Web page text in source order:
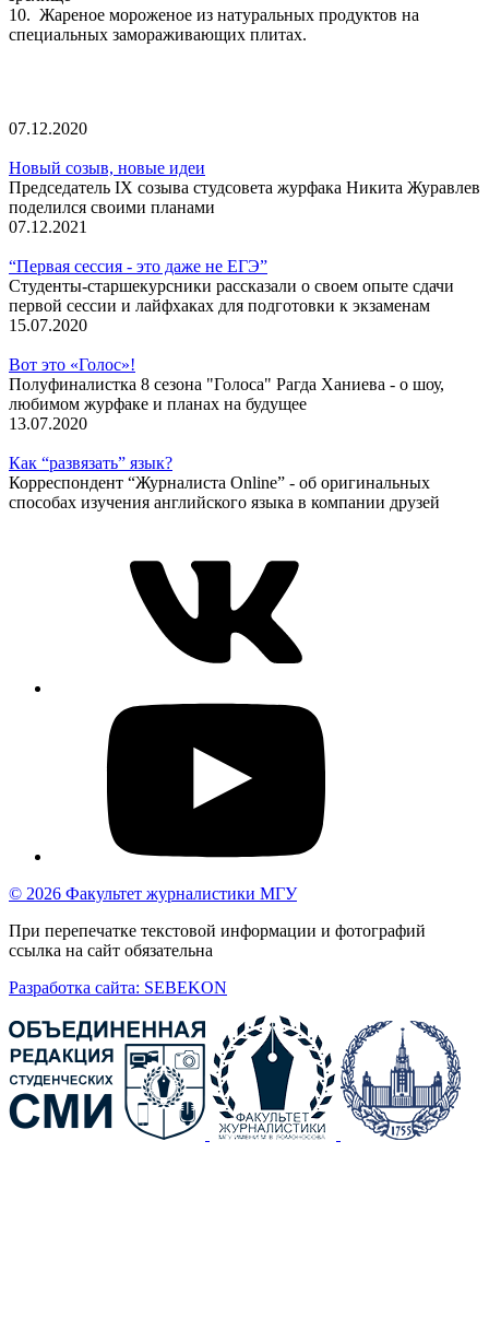
10. Жареное мороженое из натуральных продуктов на
специальных замораживающих плитах.
07.12.2020
Новый созыв, новые идеи
Председатель IX созыва студсовета журфака Никита Журавлев
поделился своими планами
07.12.2021
“Первая сессия - это даже не ЕГЭ”
Студенты-старшекурсники рассказали о своем опыте сдачи
первой сессии и лайфхаках для подготовки к экзаменам
15.07.2020
Вот это «Голос»!
Полуфиналистка 8 сезона "Голоса" Рагда Ханиева - о шоу,
любимом журфаке и планах на будущее
13.07.2020
Как “развязать” язык?
Корреспондент “Журналиста Online” - об оригинальных
способах изучения английского языка в компании друзей
© 2026 Факультет журналистики МГУ
При перепечатке текстовой информации и фотографий
ссылка на сайт обязательна
Разработка сайта: SEBEKON